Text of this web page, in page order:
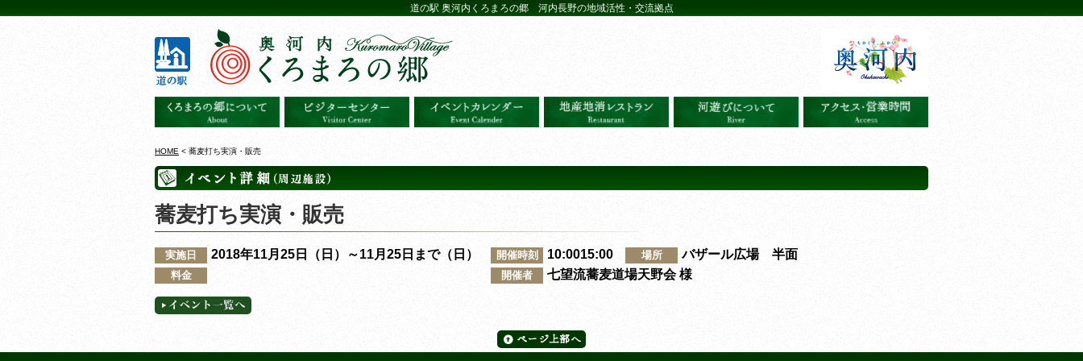
道の駅 奥河内くろまろの郷 河内長野の地域活性・交流拠点
HOME < 蕎麦打ち実演・販売
蕎麦打ち実演・販売
実施日 2018年11月25日（日）～11月25日まで（日） 開催時刻 10:0015:00 場所 バザール広場 半面
料金 開催者 七望流蕎麦道場天野会 様